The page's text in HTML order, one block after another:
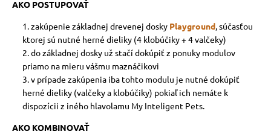
AKO POSTUPOVAŤ
zakúpenie základnej drevenej dosky Playground, súčasťou
ktorej sú nutné herné dieliky (4 klobúčiky + 4 valčeky)
do základnej dosky už stačí dokúpiť z ponuky modulov
priamo na mieru vášmu maznáčikovi
v prípade zakúpenia iba tohto modulu je nutné dokúpiť
herné dieliky (valčeky a klobúčiky) pokiaľ ich nemáte k
dispozícii z iného hlavolamu My Inteligent Pets.
AKO KOMBINOVAŤ